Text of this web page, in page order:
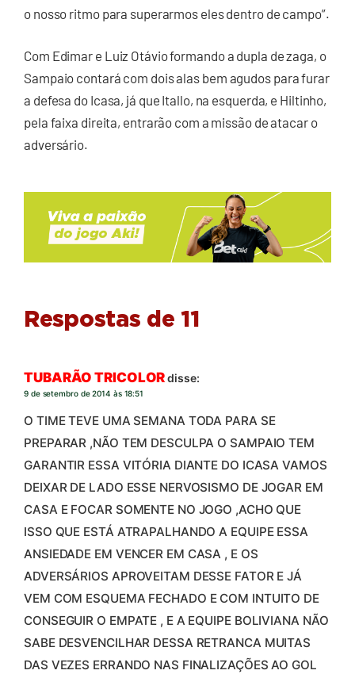
o nosso ritmo para superarmos eles dentro de campo”.
Com Edimar e Luiz Otávio formando a dupla de zaga, o
Sampaio contará com dois alas bem agudos para furar
a defesa do Icasa, já que Itallo, na esquerda, e Hiltinho,
pela faixa direita, entrarão com a missão de atacar o
adversário.
Respostas de 11
TUBARÃO TRICOLORdisse:
9 de setembro de 2014 às 18:51
O TIME TEVE UMA SEMANA TODA PARA SE
PREPARAR ,NÃO TEM DESCULPA O SAMPAIO TEM
GARANTIR ESSA VITÓRIA DIANTE DO ICASA VAMOS
DEIXAR DE LADO ESSE NERVOSISMO DE JOGAR EM
CASA E FOCAR SOMENTE NO JOGO ,ACHO QUE
ISSO QUE ESTÁ ATRAPALHANDO A EQUIPE ESSA
ANSIEDADE EM VENCER EM CASA , E OS
ADVERSÁRIOS APROVEITAM DESSE FATOR E JÁ
VEM COM ESQUEMA FECHADO E COM INTUITO DE
CONSEGUIR O EMPATE , E A EQUIPE BOLIVIANA NÃO
SABE DESVENCILHAR DESSA RETRANCA MUITAS
DAS VEZES ERRANDO NAS FINALIZAÇÕES AO GOL